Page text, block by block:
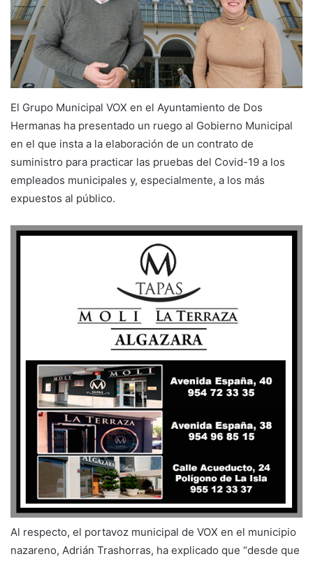
El Grupo Municipal VOX en el Ayuntamiento de Dos
Hermanas ha presentado un ruego al Gobierno Municipal
en el que insta a la elaboración de un contrato de
suministro para practicar las pruebas del Covid-19 a los
empleados municipales y, especialmente, a los más
expuestos al público.
Al respecto, el portavoz municipal de VOX en el municipio
nazareno, Adrián Trashorras, ha explicado que “desde que